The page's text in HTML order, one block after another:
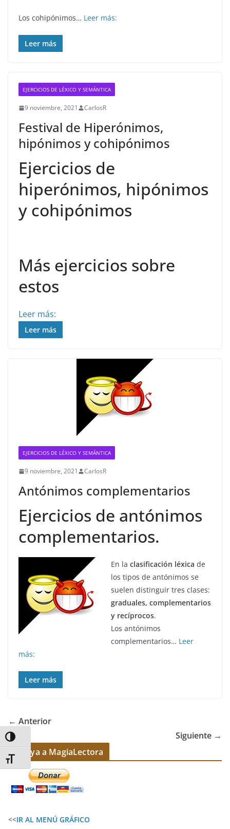
Alternar alto contraste
Alternar tamaño de letra
Los cohipónimos… Leer más:
Leer más
EJERCICIOS DE LÉXICO Y SEMÁNTICA
9 noviembre, 2021 CarlosR
Festival de Hiperónimos,
hipónimos y cohipónimos
Ejercicios de
hiperónimos, hipónimos
y cohipónimos
Más ejercicios sobre
estos
Leer más:
Leer más
EJERCICIOS DE LÉXICO Y SEMÁNTICA
9 noviembre, 2021 CarlosR
Antónimos complementarios
Ejercicios de antónimos
complementarios.
En la clasificación léxica de
los tipos de antónimos se
suelen distinguir tres clases:
graduales, complementarios
y recíprocos.
Los antónimos
complementarios… Leer
más:
Leer más
← Anterior
Siguiente →
Apoya a MagiaLectora
<<IR AL MENÚ GRÁFICO